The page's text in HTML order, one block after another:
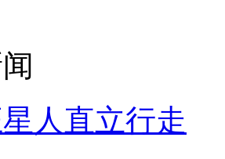
人直立行走